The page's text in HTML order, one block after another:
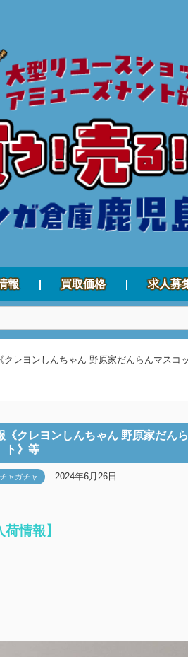
報 買取価格 求人募
クレヨンしんちゃん 野原家だんらんマスコ
《クレヨンしんちゃん 野原家だん
ト》等
ャガチャ 2024年6月26日
情報】